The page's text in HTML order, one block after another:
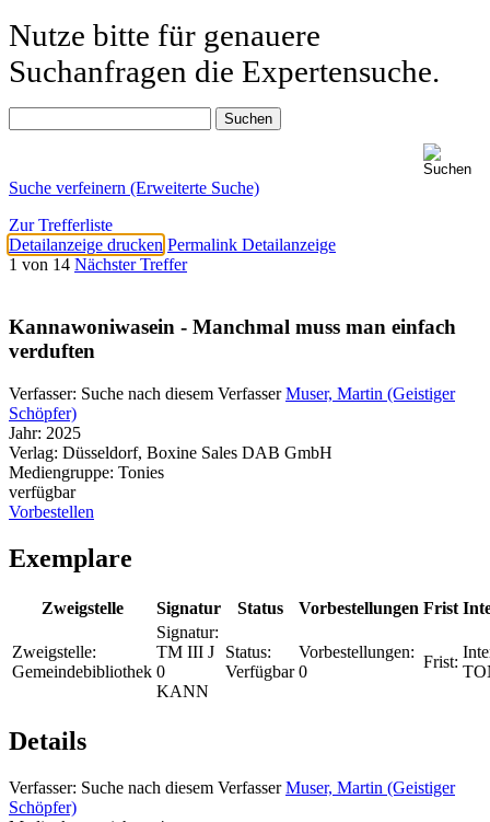
Nutze bitte für genauere
Suchanfragen die Expertensuche.
Suche verfeinern (Erweiterte Suche)
Zur Trefferliste
Detailanzeige drucken Permalink Detailanzeige
1 von 14 Nächster Treffer
Kannawoniwasein - Manchmal muss man einfach
verduften
Verfasser: Suche nach diesem Verfasser Muser, Martin (Geistiger
Schöpfer)
Jahr: 2025
Verlag: Düsseldorf, Boxine Sales DAB GmbH
Mediengruppe: Tonies
verfügbar
Vorbestellen
Exemplare
Zweigstelle Signatur Status Vorbestellungen Frist
Zweigstelle:
Gemeindebibliothek
Signatur:
TM III J
0
KANN
Status:
Verfügbar
Vorbestellungen:
0
Frist:
Details
Verfasser: Suche nach diesem Verfasser Muser, Martin (Geistiger
Schöpfer)